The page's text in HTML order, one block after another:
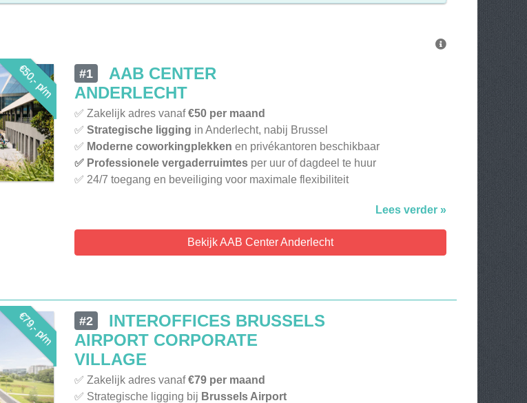
€50,- p/m #1
AAB CENTER
ANDERLECHT
✅ Zakelijk adres vanaf€50 per maand
✅ Strategische ligging in Anderlecht, nabij Brussel
✅ Moderne coworkingplekken en privékantoren beschikbaar
✅ Professionele vergaderruimtesper uur of dagdeel te huur
✅ 24/7 toegang en beveiliging voor maximale flexibiliteit
Lees verder »
Bekijk AAB Center Anderlecht
€79,- p/m #2
INTEROFFICES BRUSSELS
AIRPORT CORPORATE
VILLAGE
✅ Zakelijk adres vanaf€79 per maand
✅ Strategische ligging bij Brussels Airport